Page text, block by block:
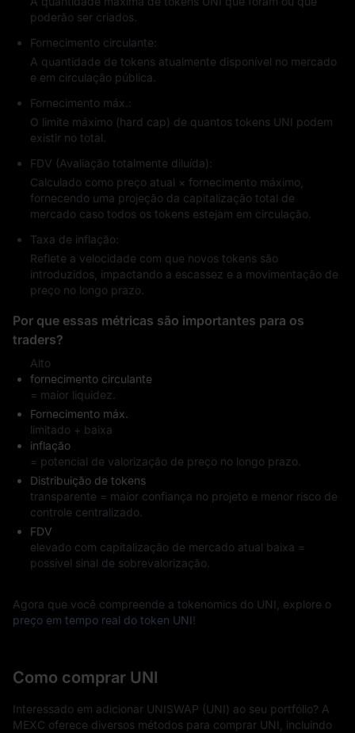
poderão ser criados.
Fornecimento circulante:
A quantidade de tokens atualmente disponível no mercado
e em circulação pública.
Fornecimento máx.:
O limite máximo (hard cap) de quantos tokens UNI podem
existir no total.
FDV (Avaliação totalmente diluída):
Calculado como preço atual × fornecimento máximo,
fornecendo uma projeção da capitalização total de
mercado caso todos os tokens estejam em circulação.
Taxa de inflação:
Reflete a velocidade com que novos tokens são
introduzidos, impactando a escassez e a movimentação de
preço no longo prazo.
Por que essas métricas são importantes para os
traders?
Alto
fornecimento circulante
= maior liquidez.
Fornecimento máx.
limitado + baixa
inflação
= potencial de valorização de preço no longo prazo.
Distribuição de tokens
transparente = maior confiança no projeto e menor risco de
controle centralizado.
FDV
elevado com capitalização de mercado atual baixa =
possível sinal de sobrevalorização.
Agora que você compreende a tokenomics do UNI, explore o
preço em tempo real do token UNI!
Como comprar UNI
Interessado em adicionar UNISWAP (UNI) ao seu portfólio? A
MEXC oferece diversos métodos para comprar UNI, incluindo